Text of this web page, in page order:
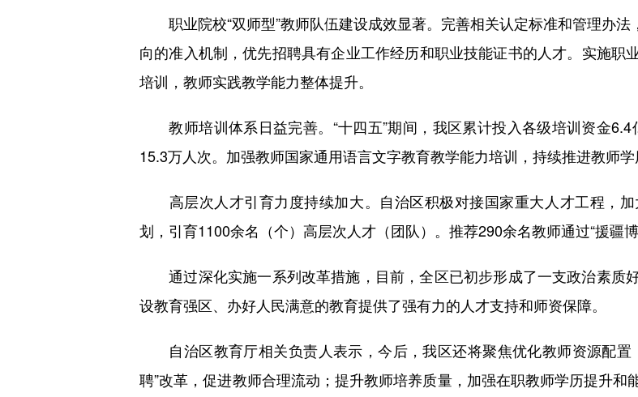
职业院校“双师型”教师队伍建设成效显著。完善相关认定标准和管理办法
向的准入机制，优先招聘具有企业工作经历和职业技能证书的人才。实施职
培训，教师实践教学能力整体提升。
教师培训体系日益完善。“十四五”期间，我区累计投入各级培训资金6.4
15.3万人次。加强教师国家通用语言文字教育教学能力培训，持续推进教师学
高层次人才引育力度持续加大。自治区积极对接国家重大人才工程，
划，引育1100余名（个）高层次人才（团队）。推荐290余名教师通过“援疆
通过深化实施一系列改革措施，目前，全区已初步形成了一支政治素质
设教育强区、办好人民满意的教育提供了强有力的人才支持和师资保障。
自治区教育厅相关负责人表示，今后，我区还将聚焦优化教师资源配置
聘”改革，促进教师合理流动；提升教师培养质量，加强在职教师学历提升